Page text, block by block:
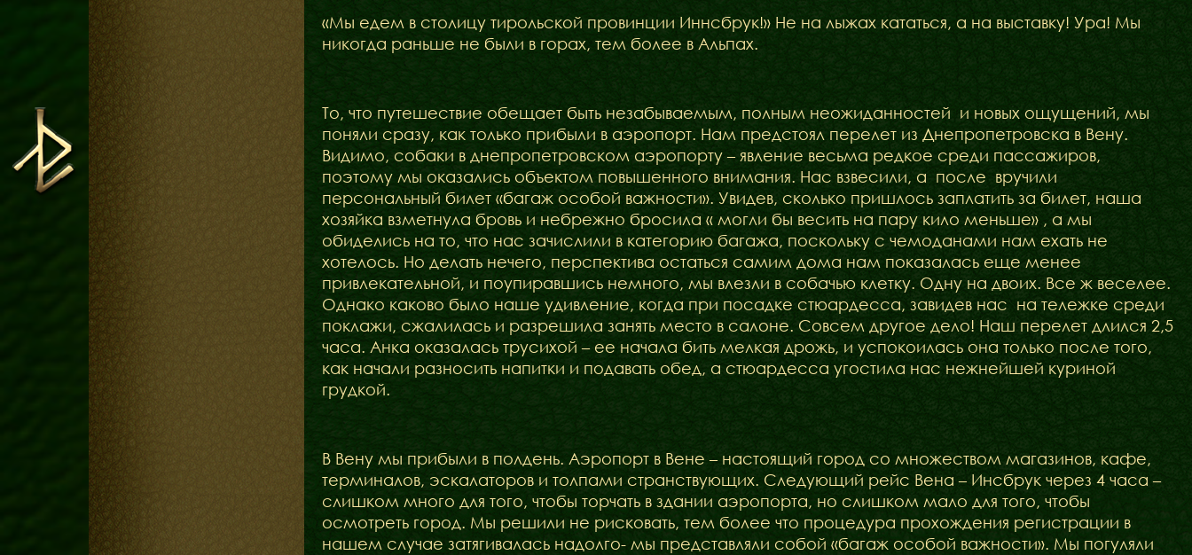
«Мы едем в столицу тирольской провинции Иннсбрук!» Не на лыжах кататься, а на выставку! Ура! Мы
никогда раньше не были в горах, тем более в Альпах.
То, что путешествие обещает быть незабываемым, полным неожиданностей и новых ощущений, мы
поняли сразу, как только прибыли в аэропорт. Нам предстоял перелет из Днепропетровска в Вену.
Видимо, собаки в днепропетровском аэропорту – явление весьма редкое среди пассажиров,
поэтому мы оказались объектом повышенного внимания. Нас взвесили, а после вручили
персональный билет «багаж особой важности». Увидев, сколько пришлось заплатить за билет, наша
хозяйка взметнула бровь и небрежно бросила « могли бы весить на пару кило меньше» , а мы
обиделись на то, что нас зачислили в категорию багажа, поскольку с чемоданами нам ехать не
хотелось. Но делать нечего, перспектива остаться самим дома нам показалась еще менее
привлекательной, и поупиравшись немного, мы влезли в собачью клетку. Одну на двоих. Все ж веселее.
Однако каково было наше удивление, когда при посадке стюардесса, завидев нас на тележке среди
поклажи, сжалилась и разрешила занять место в салоне. Совсем другое дело! Наш перелет длился 2,5
часа. Анка оказалась трусихой – ее начала бить мелкая дрожь, и успокоилась она только после того,
как начали разносить напитки и подавать обед, а стюардесса угостила нас нежнейшей куриной
грудкой.
В Вену мы прибыли в полдень. Аэропорт в Вене – настоящий город со множеством магазинов, кафе,
терминалов, эскалаторов и толпами странствующих. Следующий рейс Вена – Инсбрук через 4 часа –
слишком много для того, чтобы торчать в здании аэропорта, но слишком мало для того, чтобы
осмотреть город. Мы решили не рисковать, тем более что процедура прохождения регистрации в
нашем случае затягивалась надолго- мы представляли собой «багаж особой важности». Мы погуляли
Наші коргі
Дами Ордену
Кавалери Ордену
Щенята
Дитяча кімната